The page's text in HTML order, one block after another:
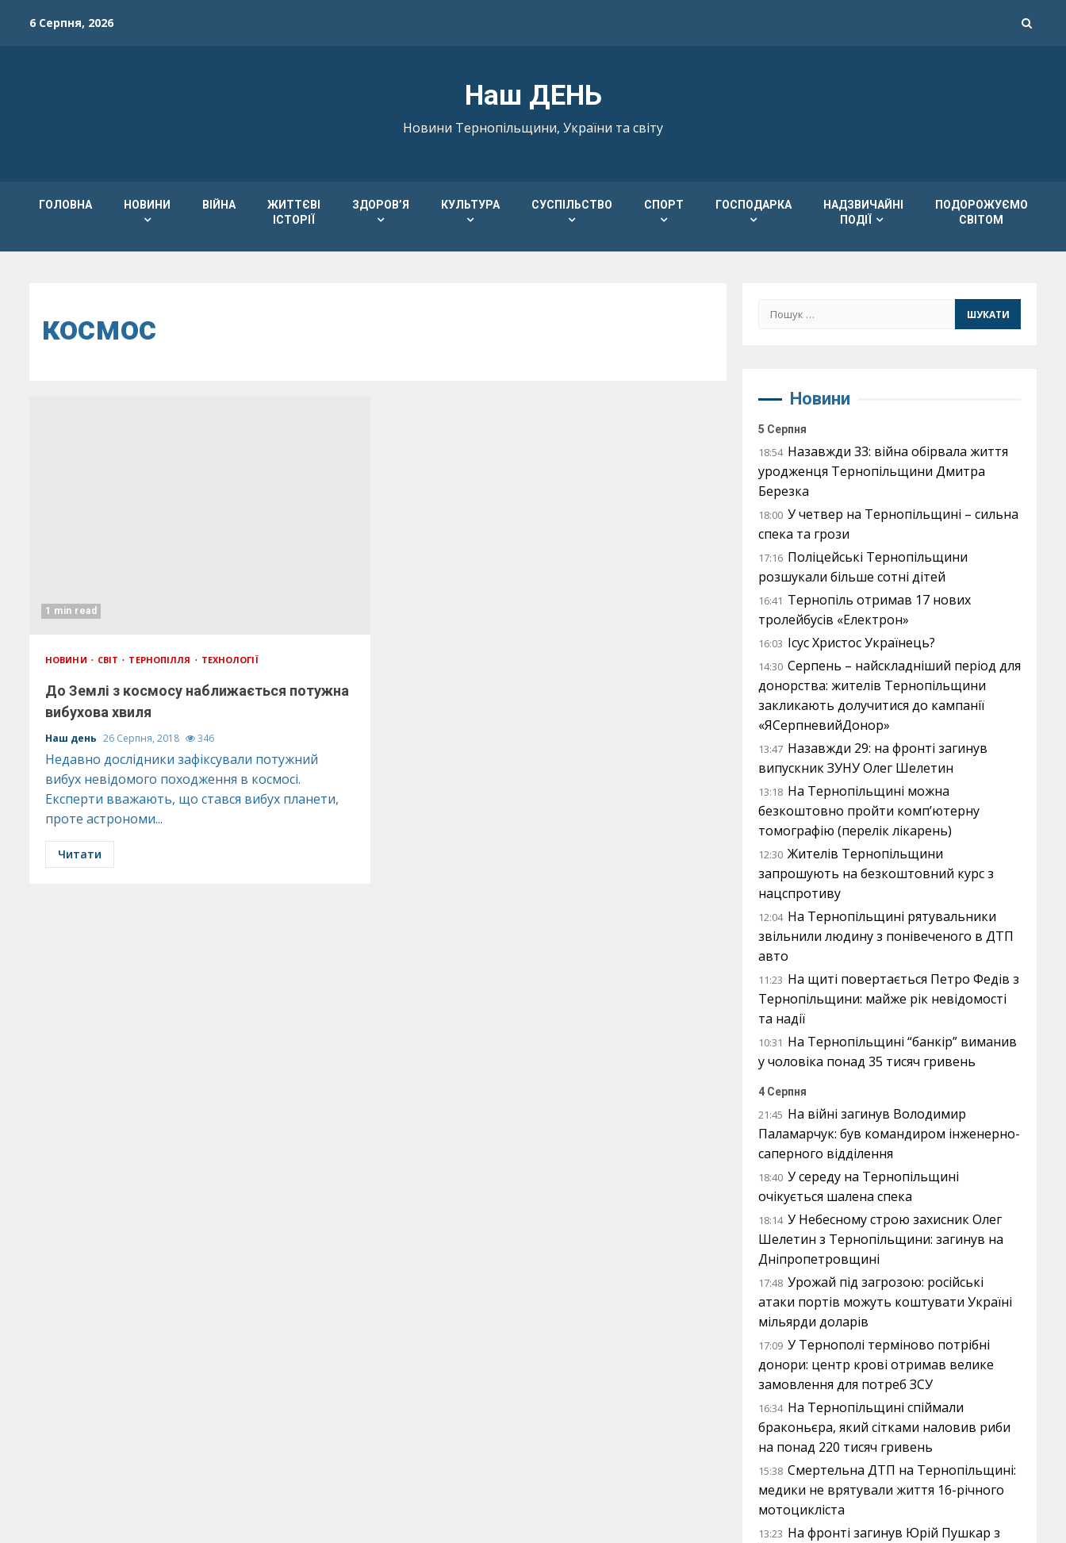
6 Серпня, 2026
Наш ДЕНЬ
Новини Тернопільщини, України та світу
ГОЛОВНА НОВИНИ ВІЙНА
ЖИТТЄВІ
ІСТОРІЇ
ЗДОРОВ’Я КУЛЬТУРА СУСПІЛЬСТВО СПОРТ ГОСПОДАРКА
НАДЗВИЧАЙНІ
ПОДІЇ
ПОДОРОЖУЄМО
СВІТОМ
космос
1 min read
НОВИНИ СВІТ ТЕРНОПІЛЛЯ ТЕХНОЛОГІЇ
До Землі з космосу наближається потужна
вибухова хвиля
Наш день 26 Серпня, 2018 346
Недавно дослідники зафіксували потужний
вибух невідомого походження в космосі.
Експерти вважають, що стався вибух планети,
проте астрономи...
Читати
Пошук:
Новини
5 Серпня
18:54 Назавжди 33: війна обірвала життя
уродженця Тернопільщини Дмитра
Березка
18:00 У четвер на Тернопільщині – сильна
спека та грози
17:16 Поліцейські Тернопільщини
розшукали більше сотні дітей
16:41 Тернопіль отримав 17 нових
тролейбусів «Електрон»
16:03 Ісус Христос Українець?
14:30 Серпень – найскладніший період для
донорства: жителів Тернопільщини
закликають долучитися до кампанії
«ЯСерпневийДонор»
13:47 Назавжди 29: на фронті загинув
випускник ЗУНУ Олег Шелетин
13:18 На Тернопільщині можна
безкоштовно пройти комп’ютерну
томографію (перелік лікарень)
12:30 Жителів Тернопільщини
запрошують на безкоштовний курс з
нацспротиву
12:04 На Тернопільщині рятувальники
звільнили людину з понівеченого в ДТП
авто
11:23 На щиті повертається Петро Федів з
Тернопільщини: майже рік невідомості
та надії
10:31 На Тернопільщині “банкір” виманив
у чоловіка понад 35 тисяч гривень
4 Серпня
21:45 На війні загинув Володимир
Паламарчук: був командиром інженерно-
саперного відділення
18:40 У середу на Тернопільщині
очікується шалена спека
18:14 У Небесному строю захисник Олег
Шелетин з Тернопільщини: загинув на
Дніпропетровщині
17:48 Урожай під загрозою: російські
атаки портів можуть коштувати Україні
мільярди доларів
17:09 У Тернополі терміново потрібні
донори: центр крові отримав велике
замовлення для потреб ЗСУ
16:34 На Тернопільщині спіймали
браконьєра, який сітками наловив риби
на понад 220 тисяч гривень
15:38 Смертельна ДТП на Тернопільщині:
медики не врятували життя 16-річного
мотоцикліста
13:23 На фронті загинув Юрій Пушкар з